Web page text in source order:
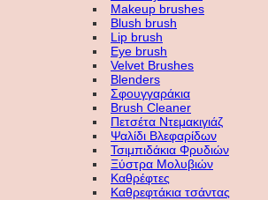
Makeup brushes
Blush brush
Lip brush
Eye brush
Velvet Brushes
Blenders
Σφουγγαράκια
Brush Cleaner
Πετσέτα Ντεμακιγιάζ
Ψαλίδι Βλεφαρίδων
Τσιμπιδάκια Φρυδιών
Ξύστρα Μολυβιών
Καθρέφτες
Καθρεφτάκια τσάντας